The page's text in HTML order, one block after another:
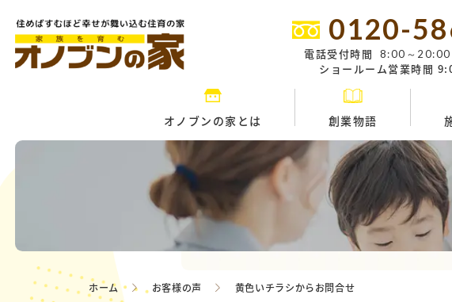
0120-
電話受付時間 8:00～20:00
ショールーム営業時間
オノブンの家とは 創業物語
ホーム お客様の声 黄色いチラシからお問合せ